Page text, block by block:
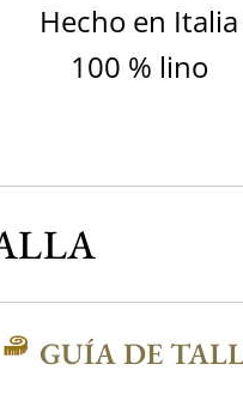
Hecho en Italia
100 % lino
GUÍA DE